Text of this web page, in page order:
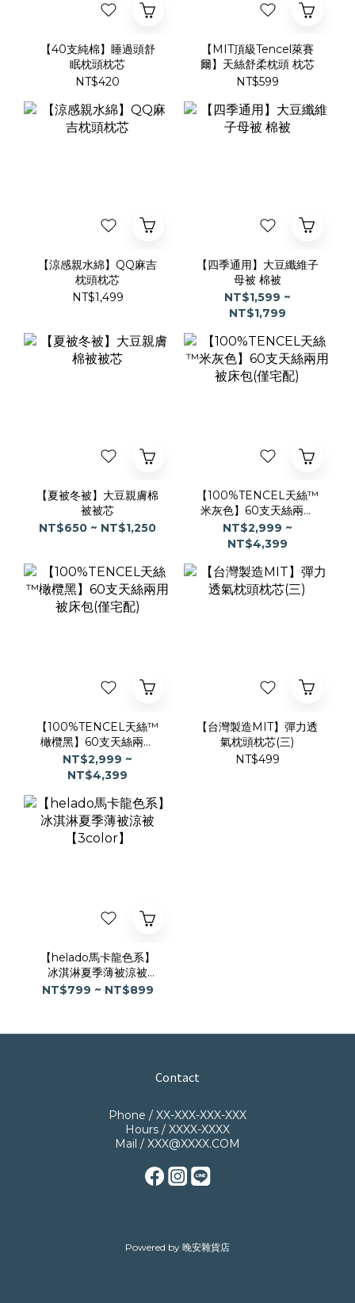
【40支純棉】睡過頭舒
眠枕頭枕芯
NT$420
【MIT頂級Tencel萊賽
爾】天絲舒柔枕頭 枕芯
NT$599
【涼感親水綿】QQ麻吉
枕頭枕芯
NT$1,499
【四季通用】大豆纖維子
母被 棉被
NT$1,599 ~
NT$1,799
【夏被冬被】大豆親膚棉
被被芯
NT$650 ~ NT$1,250
【100%TENCEL天絲™
米灰色】60支天絲兩用
被床包(僅宅配)
NT$2,999 ~
NT$4,399
【100%TENCEL天絲™
橄欖黑】60支天絲兩用
被床包(僅宅配)
NT$2,999 ~
NT$4,399
【台灣製造MIT】彈力透
氣枕頭枕芯(三)
NT$499
【helado馬卡龍色系】
冰淇淋夏季薄被涼被
【3color】
NT$799 ~ NT$899
Contact
Phone / XX-XXX-XXX-XXX
Hours / XXXX-XXXX
Mail / XXX@XXXX.COM
Powered by 晚安雜貨店